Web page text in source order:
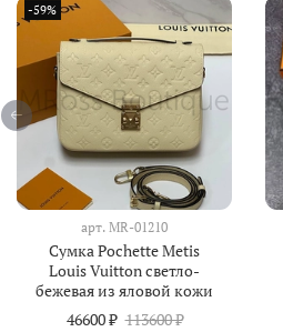
-59%
арт. MR-01210
Сумка Pochette Metis
Louis Vuitton светло-
бежевая из яловой кожи
46600 ₽ 113600 ₽